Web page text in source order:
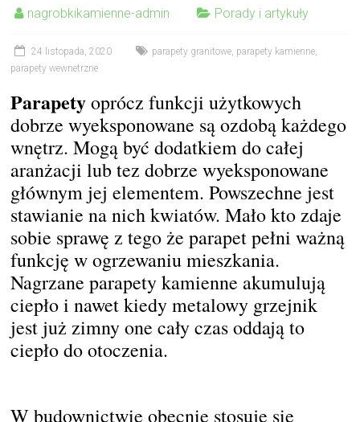
nagrobkikamienne-admin Porady i artykuły
24 listopada, 2020 parapety granitowe parapety kamienne
parapety wewnetrzne
Parapetyoprócz funkcji użytkowych
dobrze wyeksponowane są ozdobą każdego
wnętrz. Mogą być dodatkiem do całej
aranżacji lub tez dobrze wyeksponowane
głównym jej elementem. Powszechne jest
stawianie na nich kwiatów. Mało kto zdaje
sobie sprawę z tego że parapet pełni ważną
funkcję w ogrzewaniu mieszkania.
Nagrzane parapety kamienne akumulują
ciepło i nawet kiedy metalowy grzejnik
jest już zimny one cały czas oddają to
ciepło do otoczenia.
W budownictwie obecnie stosuje się